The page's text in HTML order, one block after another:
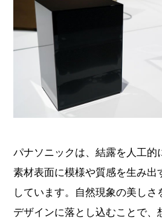
パナソニックは、結露を人工的
素材表面に模様や質感を生み出
しています。自然現象の美し
デザインに落とし込むことで、